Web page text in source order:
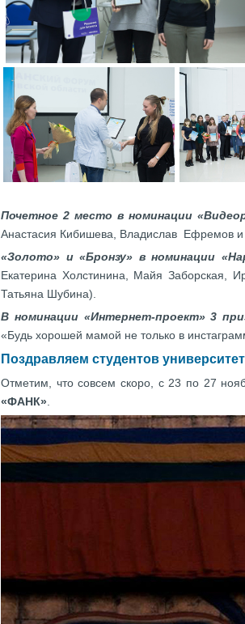
Почетное 2 место в номинации
Анастасия Кибишева, Владислав Ефремов и
«Золото» и «Бронзу» в номинации
Екатерина Холстинина, Майя Заборская,
Татьяна Шубина).
В номинации «Интернет-проект» 3
«Будь хорошей мамой не только в
Поздравляем студентов
Отметим, что совсем скоро, с 23 по 27
«ФАНК»